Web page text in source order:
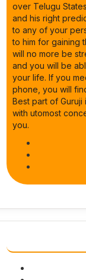
over Telugu
and his right
to any of your
to him for gaining
will no more be
and you will be
your life. If you
phone, you will
Best part of Guruji
with utomost
you.